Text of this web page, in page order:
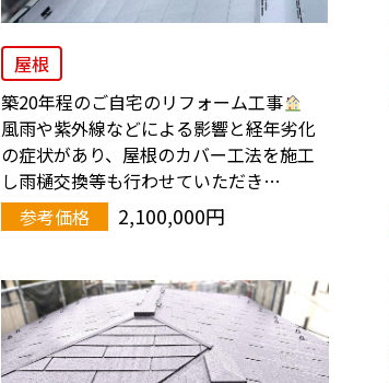
屋根
築20年程のご自宅のリフォーム工事
風雨や紫外線などによる影響と経年劣化
の症状があり、屋根のカバー工法を施工
し雨樋交換等も行わせていただき…
参考価格
2,100,000円